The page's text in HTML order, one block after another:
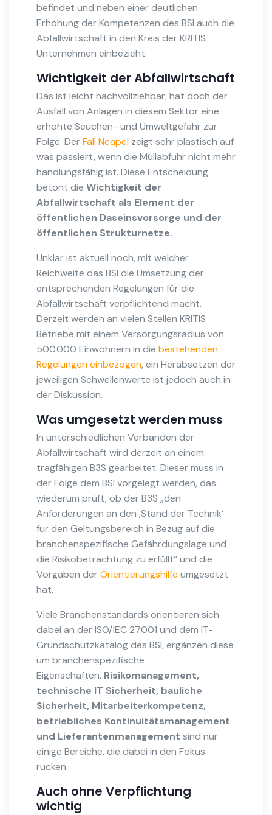
befindet und neben einer deutlichen
Erhöhung der Kompetenzen des BSI auch die
Abfallwirtschaft in den Kreis der KRITIS
Unternehmen einbezieht.
Wichtigkeit der Abfallwirtschaft
Das ist leicht nachvollziehbar, hat doch der
Ausfall von Anlagen in diesem Sektor eine
erhöhte Seuchen- und Umweltgefahr zur
Folge. DerFall Neapel zeigt sehr plastisch auf
was passiert, wenn die Müllabfuhr nicht mehr
handlungsfähig ist. Diese Entscheidung
betont die Wichtigkeit der
Abfallwirtschaft als Element der
öffentlichen Daseinsvorsorge und der
öffentlichen Strukturnetze.
Unklar ist aktuell noch, mit welcher
Reichweite das BSI die Umsetzung der
entsprechenden Regelungen für die
Abfallwirtschaft verpflichtend macht.
Derzeit werden an vielen Stellen KRITIS
Betriebe mit einem Versorgungsradius von
500.000 Einwohnern in die bestehenden
Regelungen einbezogen, ein Herabsetzen der
jeweiligen Schwellenwerte ist jedoch auch in
der Diskussion.
Was umgesetzt werden muss
In unterschiedlichen Verbänden der
Abfallwirtschaft wird derzeit an einem
tragfähigen B3S gearbeitet. Dieser muss in
der Folge dem BSI vorgelegt werden, das
wiederum prüft, ob der B3S „den
Anforderungen an den ‚Stand der Technik‘
für den Geltungsbereich in Bezug auf die
branchenspezifische Gefährdungslage und
die Risikobetrachtung zu erfüllt“ und die
Vorgaben derOrientierungshilfe umgesetzt
hat.
Viele Branchenstandards orientieren sich
dabei an der ISO/IEC 27001 und dem IT-
Grundschutzkatalog des BSI, ergänzen diese
um branchenspezifische
Eigenschaften. Risikomanagement,
technische IT Sicherheit, bauliche
Sicherheit, Mitarbeiterkompetenz,
betriebliches Kontinuitätsmanagement
und Lieferantenmanagement sind nur
einige Bereiche, die dabei in den Fokus
rücken.
Auch ohne Verpflichtung
wichtig